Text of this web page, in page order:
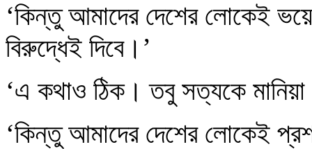
‘কিন্তু আমাদের দেশের লোকেই ভয়ে
বিরুদ্ধেই দিবে।’
‘এ কথাও ঠিক। তবু সত্যকে
‘কিন্তু আমাদের দেশের লোকেই